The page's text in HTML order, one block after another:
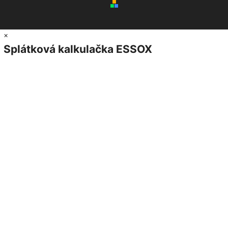
×
Splátková kalkulačka ESSOX